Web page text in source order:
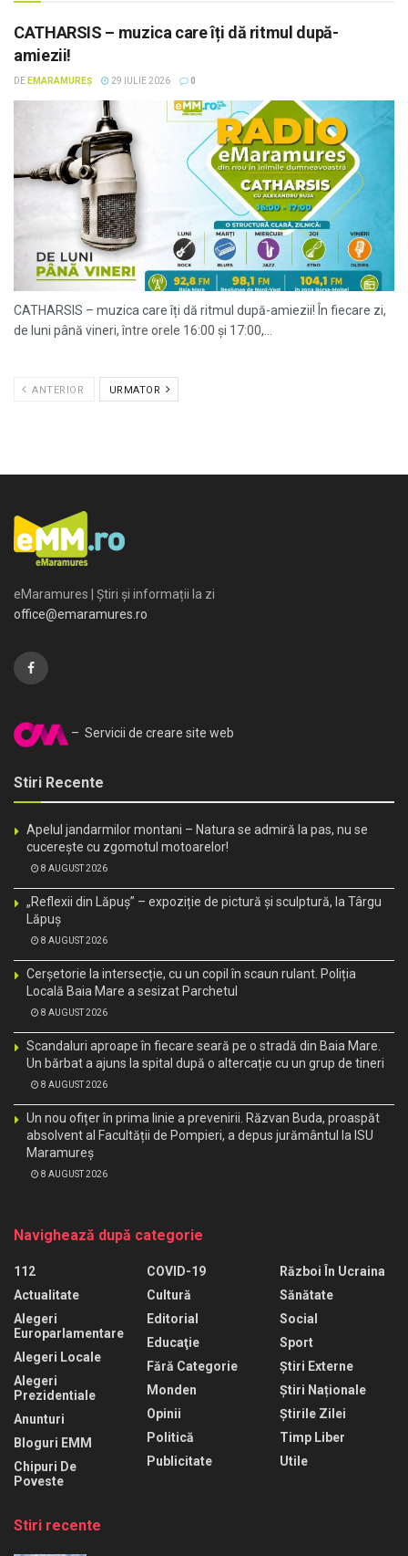
CATHARSIS – muzica care îți dă ritmul după-
amiezii!
DE EMARAMUREȘ 29 IULIE 2026 0
CATHARSIS – muzica care îți dă ritmul după-amiezii! În fiecare zi,
de luni până vineri, între orele 16:00 și 17:00,...
ANTERIOR URMATOR
eMaramures | Știri și informații la zi
office@emaramures.ro
– Servicii de creare site web
Stiri Recente
Apelul jandarmilor montani – Natura se admiră la pas, nu se
cucerește cu zgomotul motoarelor!
8 AUGUST 2026
„Reflexii din Lăpuș” – expoziție de pictură și sculptură, la Târgu
Lăpuș
8 AUGUST 2026
Cerșetorie la intersecție, cu un copil în scaun rulant. Poliția
Locală Baia Mare a sesizat Parchetul
8 AUGUST 2026
Scandaluri aproape în fiecare seară pe o stradă din Baia Mare.
Un bărbat a ajuns la spital după o altercație cu un grup de tineri
8 AUGUST 2026
Un nou ofițer în prima linie a prevenirii. Răzvan Buda, proaspăt
absolvent al Facultății de Pompieri, a depus jurământul la ISU
Maramureș
8 AUGUST 2026
Navighează după categorie
112
Actualitate
Alegeri
Europarlamentare
Alegeri Locale
Alegeri
Prezidentiale
Anunturi
Bloguri EMM
Chipuri De
Poveste
COVID-19
Cultură
Editorial
Educaţie
Fără Categorie
Monden
Opinii
Politică
Publicitate
Război În Ucraina
Sănătate
Social
Sport
Știri Externe
Știri Naționale
Știrile Zilei
Timp Liber
Utile
Stiri recente